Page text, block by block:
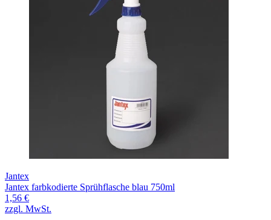
Jantex
Jantex farbkodierte Sprühflasche blau 750ml
1,56 €
zzgl. MwSt.